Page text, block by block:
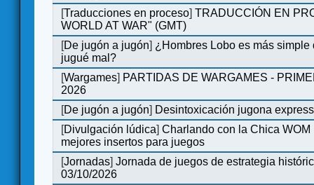
[Traducciones en proceso]TRADUCCIÓN EN
WORLD AT WAR" (GMT)
[De jugón a jugón] ¿Hombres Lobo es más simple
jugué mal?
[Wargames] PARTIDAS DE WARGAMES -
2026
[De jugón a jugón] Desintoxicación jugona express
[Divulgación lúdica]Charlando con la Chica WOM
mejores insertos para juegos
[Jornadas]Jornada de juegos de estrategia
03/10/2026